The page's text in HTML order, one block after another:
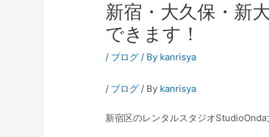
新宿・大久保・新
できます！
/ ブログ / By kanrisya
/ ブログ / By kanrisya
新宿区のレンタルスタジオStudioOnda